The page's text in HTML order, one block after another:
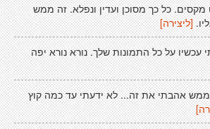
כל כך מסוכן ועדין ונפלא. זה ממש
[ליצירה]
עכשיו על כל התמונות שלך. נורא נורא יפה
אהבתי את זה... לא ידעתי עד כמה קוץ